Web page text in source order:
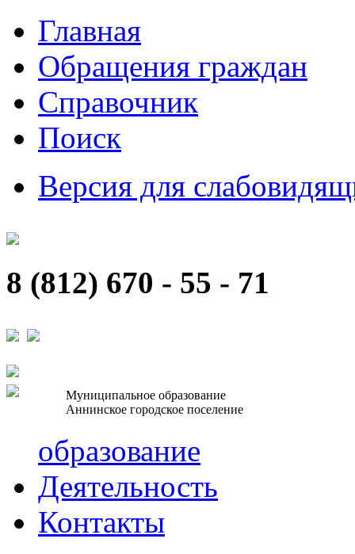
Главная
Обращения граждан
Справочник
Поиск
Версия для
8 (812) 670 - 55 - 71
Муниципальное образование
Аннинское городское поселение
образование
Деятельность
Контакты